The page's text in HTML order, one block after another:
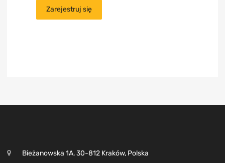
Zarejestruj się
Bieżanowska 1A, 30-812 Kraków, Polska